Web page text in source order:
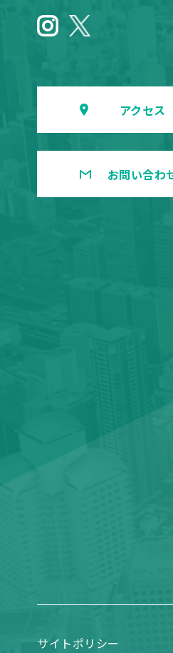
アクセス
お問い合わ
サイトポリシー